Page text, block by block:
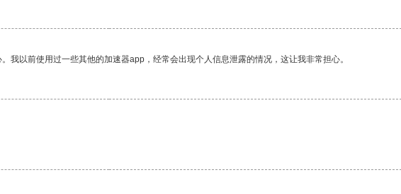
以前使用过一些其他的加速器app，经常会出现个人信息泄露的情况，这让我非常担心。